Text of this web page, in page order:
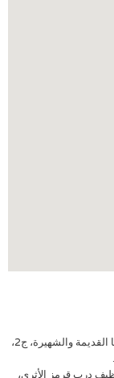
علي مبارك، الخطط التوفيقية لمصر ومدنها وبلادها القديمة والشهيرة، ج2،
درب قرمز الأثري،